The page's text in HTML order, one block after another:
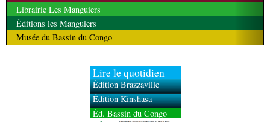
Librairie Les Manguiers
Éditions les Manguiers
Musée du Bassin du Congo
Lire le quotidien
Édition Brazzaville
Édition Kinshasa
Éd. Bassin du Congo